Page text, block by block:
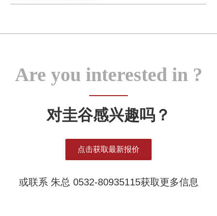
Are you interested in ?
对圭谷感兴趣吗？
点击获取最新报价
或联系 朱总 0532-80935115获取更多信息